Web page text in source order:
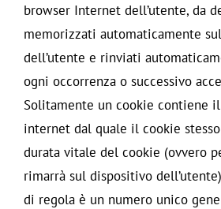
browser Internet dell’utente, da
memorizzati automaticamente
dell’utente e rinviati
ogni occorrenza o successivo
Solitamente un cookie contiene
internet dal quale il cookie
durata vitale del cookie (ovvero
rimarrà sul dispositivo
di regola è un numero unico